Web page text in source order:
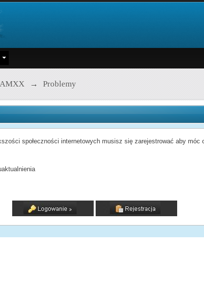
→ Problemy
społeczności internetowych musisz się zarejestrować aby